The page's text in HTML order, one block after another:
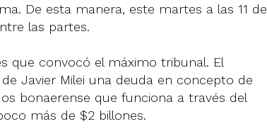
De esta manera, este martes a las 11 de
las partes.
que convocó el máximo tribunal. El
Javier Milei una deuda en concepto de
bonaerense que funciona a través del
más de $2 billones.